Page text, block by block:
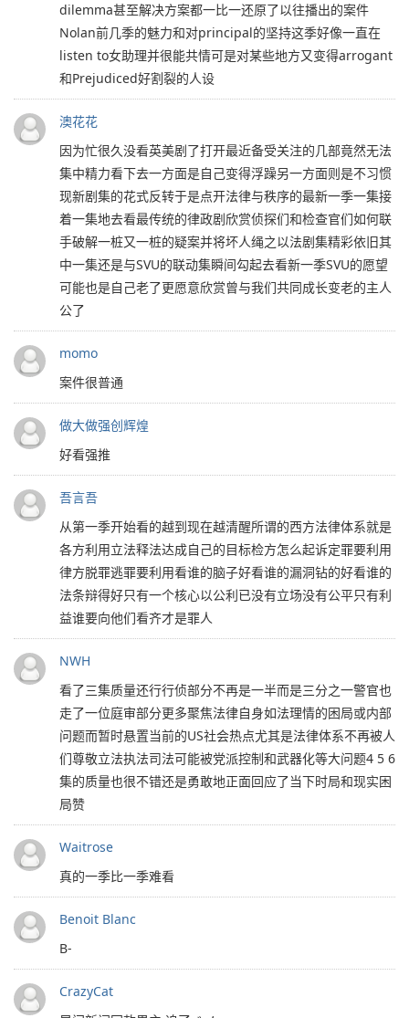
dilemma甚至解决方案都一比一还原了以往播出的案件
Nolan前几季的魅力和对principal的坚持这季好像一直在
listen to女助理并很能共情可是对某些地方又变得arrogant
和Prejudiced好割裂的人设
澳花花
因为忙很久没看英美剧了打开最近备受关注的几部竟然无法
集中精力看下去一方面是自己变得浮躁另一方面则是不习惯
现新剧集的花式反转于是点开法律与秩序的最新一季一集接
着一集地去看最传统的律政剧欣赏侦探们和检查官们如何联
手破解一桩又一桩的疑案并将坏人绳之以法剧集精彩依旧其
中一集还是与SVU的联动集瞬间勾起去看新一季SVU的愿望
可能也是自己老了更愿意欣赏曾与我们共同成长变老的主人
公了
momo
案件很普通
做大做强创辉煌
好看强推
吾言吾
从第一季开始看的越到现在越清醒所谓的西方法律体系就是
各方利用立法释法达成自己的目标检方怎么起诉定罪要利用
律方脱罪逃罪要利用看谁的脑子好看谁的漏洞钻的好看谁的
法条辩得好只有一个核心以公利已没有立场没有公平只有利
益谁要向他们看齐才是罪人
NWH
看了三集质量还行行侦部分不再是一半而是三分之一警官也
走了一位庭审部分更多聚焦法律自身如法理情的困局或内部
问题而暂时悬置当前的US社会热点尤其是法律体系不再被人
们尊敬立法执法司法可能被党派控制和武器化等大问题4 5 6
集的质量也很不错还是勇敢地正面回应了当下时局和现实困
局赞
Waitrose
真的一季比一季难看
Benoit Blanc
B-
CrazyCat